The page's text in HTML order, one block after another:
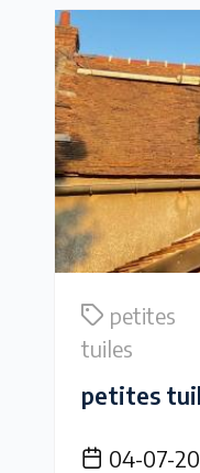
petites
tuiles
petites
04-07-